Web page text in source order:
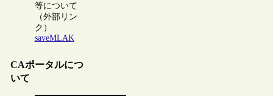
等について
（外部リン
ク）
saveMLAK
CAポータルにつ
いて